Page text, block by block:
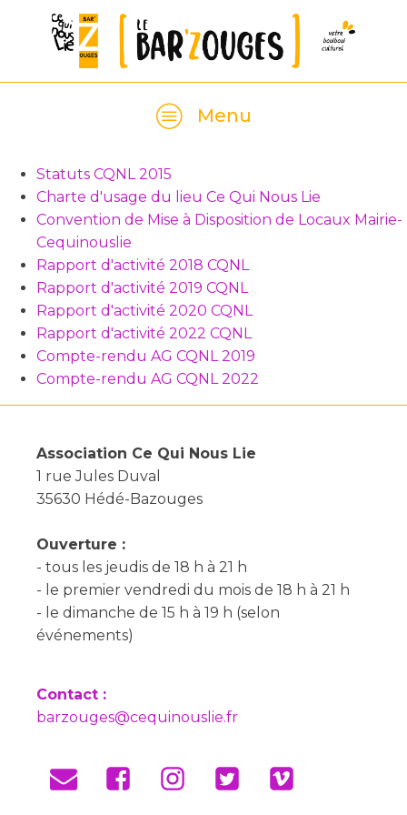
Menu
Statuts CQNL 2015
Charte d'usage du lieu Ce Qui Nous Lie
Convention de Mise à Disposition de Locaux Mairie-
Cequinouslie
Rapport d'activité 2018 CQNL
Rapport d'activité 2019 CQNL
Rapport d'activité 2020 CQNL
Rapport d'activité 2022 CQNL
Compte-rendu AG CQNL 2019
Compte-rendu AG CQNL 2022
Association Ce Qui Nous Lie
1 rue Jules Duval
35630 Hédé-Bazouges
Ouverture :
- tous les jeudis de 18 h à 21 h
- le premier vendredi du mois de 18 h à 21 h
- le dimanche de 15 h à 19 h (selon
événements)
Contact :
barzouges@cequinouslie.fr